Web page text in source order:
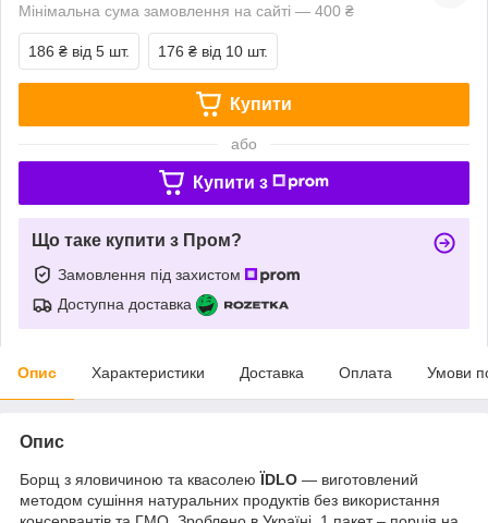
Мінімальна сума замовлення на сайті — 400 ₴
186 ₴ від 5 шт. 176 ₴ від 10 шт.
Купити
або
Купити з
Що таке купити з Пром?
Замовлення під захистом
Доступна доставка
Опис Характеристики Доставка Оплата Умови
Опис
Борщ з яловичиною та квасолею ЇDLO — виготовлений
методом сушіння натуральних продуктів без використання